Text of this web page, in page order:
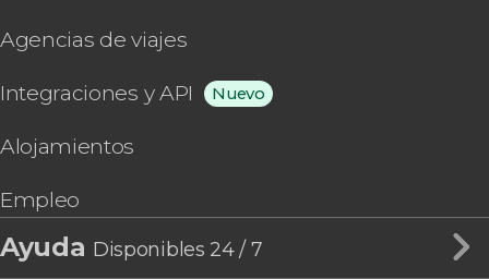
Agencias de viajes
Integraciones y API Nuevo
Alojamientos
Empleo
Ayuda Disponibles 24 / 7